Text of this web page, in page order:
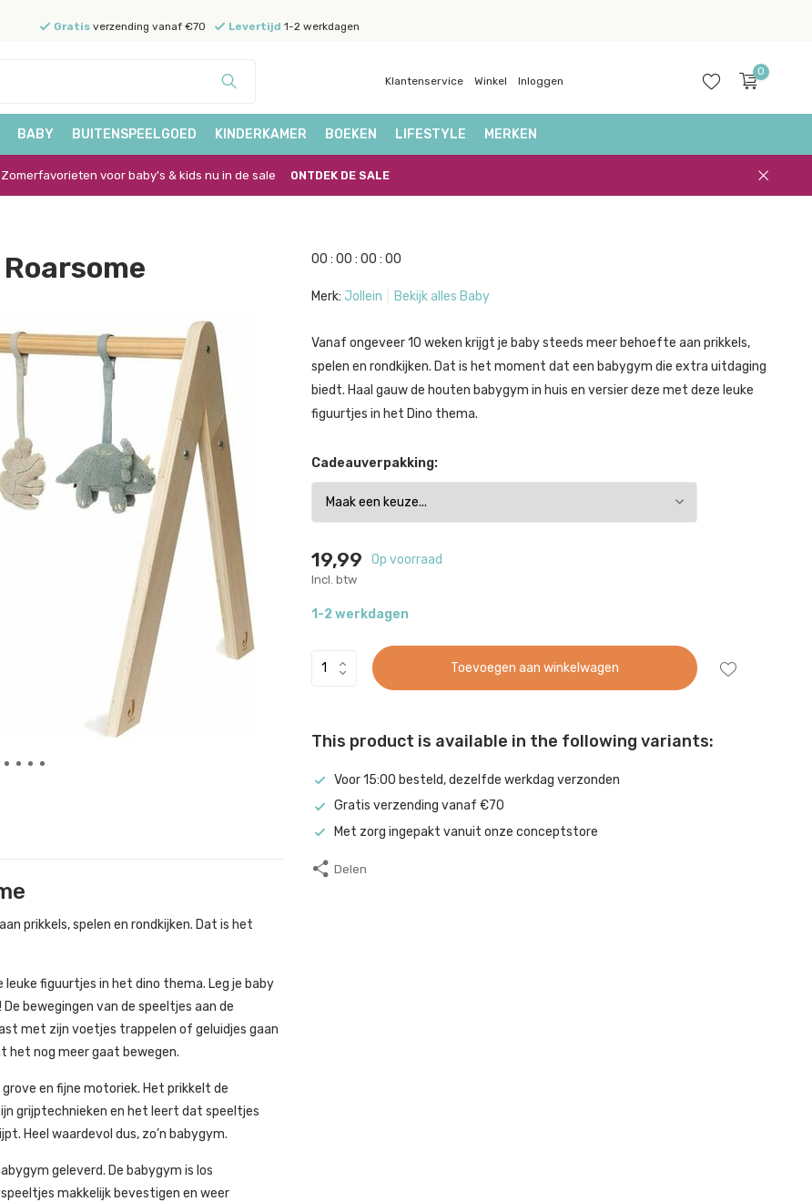
Gratisverzending vanaf €70 Levertijd 1-2 werkdagen
Klantenservice Winkel Inloggen
0
BABY BUITENSPEELGOED KINDERKAMER BOEKEN LIFESTYLE MERKEN
Zomerfavorieten voor baby's & kids nu in de sale ONTDEK DE SALE
prikkels, spelen en rondkijken. Dat is het
figuurtjes in het dino thema. Leg je baby
bewegingen van de speeltjes aan de
met zijn voetjes trappelen of geluidjes gaan
het nog meer gaat bewegen.
en fijne motoriek. Het prikkelt de
grijptechnieken en het leert dat speeltjes
Heel waardevol dus, zo’n babygym.
geleverd. De babygym is los
makkelijk bevestigen en weer
00 : 00 : 00 : 00
Merk: Jollein Bekijk alles Baby
Vanaf ongeveer 10 weken krijgt je baby steeds meer behoefte aan prikkels,
spelen en rondkijken. Dat is het moment dat een babygym die extra uitdaging
biedt. Haal gauw de houten babygym in huis en versier deze met deze leuke
figuurtjes in het Dino thema.
Cadeauverpakking:
19,99 Op voorraad
Incl. btw
1-2 werkdagen
Toevoegen aan winkelwagen
This product is available in the following variants:
Voor 15:00 besteld, dezelfde werkdag verzonden
Gratis verzending vanaf €70
Met zorg ingepakt vanuit onze conceptstore
Delen